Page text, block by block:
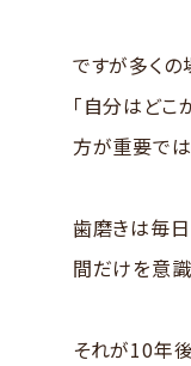
ですが多くの
「自分はど
方が重要では
歯磨きは毎日
間だけを意識
それが10年